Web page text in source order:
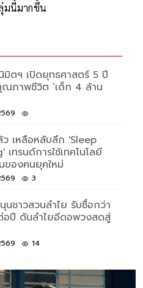
มนี้มากขึ้น
มิตฯ เปิดยุทธศาสตร์ 5 ปี
ณภาพชีวิต ‘เด็ก 4 ล้าน
เหลือหลับลึก 'Sleep
เทรนด์การใช้เทคโนโลยี
ของคนยุคใหม่
3
นชาวสวนลำไย รับซื้อกว่า
ปี ดันลำไยอีดอพวงสดสู่
14